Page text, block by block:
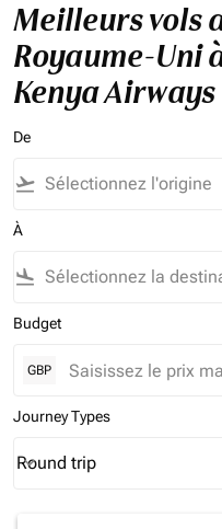
Meilleurs vols
Royaume-Uni
Kenya Airways
De
flight_takeoff
À
flight_land
Budget
GBP
Journey Types
Journey Types option
Round trip
keyboard_arrow_down